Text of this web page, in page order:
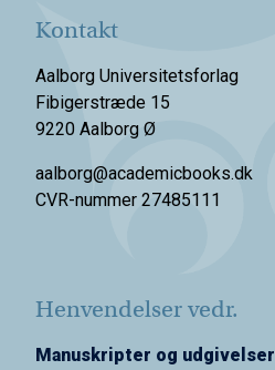
Kontakt
Aalborg Universitetsforlag
Fibigerstræde 15
9220 Aalborg Ø
aalborg@academicbooks.dk
CVR-nummer 27485111
Henvendelser vedr.
Manuskripter og udgivelser